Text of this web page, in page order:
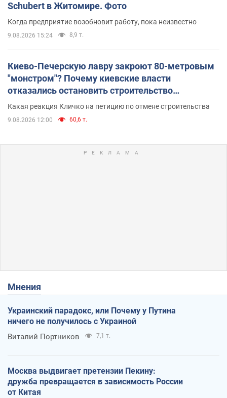
Schubert в Житомире. Фото
Когда предприятие возобновит работу, пока неизвестно
9.08.2026 15:24 8,9 т.
Киево-Печерскую лавру закроют 80-метровым
"монстром"? Почему киевские власти
отказались остановить строительство
небоскреба "московского верующего"
Какая реакция Кличко на петицию по отмене строительства
9.08.2026 12:00 60,6 т.
Мнения
Украинский парадокс, или Почему у Путина
ничего не получилось с Украиной
Виталий Портников 7,1 т.
Москва выдвигает претензии Пекину:
дружба превращается в зависимость России
от Китая